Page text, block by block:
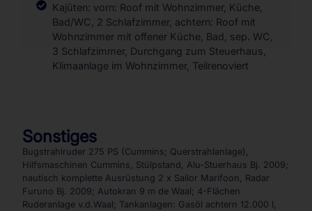
Kajüten: vorn: Roof mit Wohnzimmer, Küche,
Bad/WC, 2 Schlafzimmer, achtern: Roof mit
Wohnzimmer mit offener Küche, Bad, sep. WC,
3 Schlafzimmer, Durchgang zum Steuerhaus,
Klimaanlage im Wohnzimmer, Teilrenoviert
Sonstiges
Bugstrahlruder 275 PS (Cummins; Querstrahlanlage),
Hilfsmaschinen Cummins, Stülpstand, Alu-Stuerhaus Bj. 2009;
nautisch komplette Ausrüstung 2 x Sailor Marifoon, Radar
Furuno Bj. 2009; Autokran 9 m de Waal; 4-Flächen
Ruderanlage v.d.Waal; Tankanlagen: Gasöl achtern 12.000 l,